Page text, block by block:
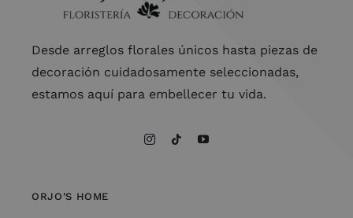
Desde arreglos florales únicos hasta piezas de
decoración cuidadosamente seleccionadas,
estamos aquí para embellecer tu vida.
ORJO’S HOME